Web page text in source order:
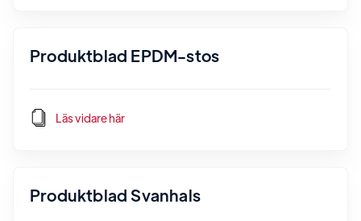
Produktblad EPDM-stos
Läs vidare här
Produktblad Svanhals